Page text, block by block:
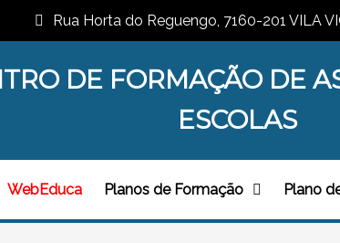
Rua Horta do Reguengo, 7160-201 VILA
DE FORMAÇÃO DE
ESCOLAS
WebEduca Planos de Formação Plano